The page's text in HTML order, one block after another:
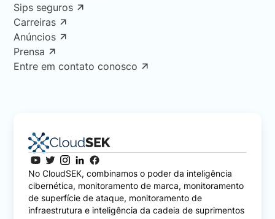
Sips seguros
Carreiras
Anúncios
Prensa
Entre em contato conosco
No CloudSEK, combinamos o poder da inteligência
cibernética, monitoramento de marca, monitoramento
de superfície de ataque, monitoramento de
infraestrutura e inteligência da cadeia de suprimentos